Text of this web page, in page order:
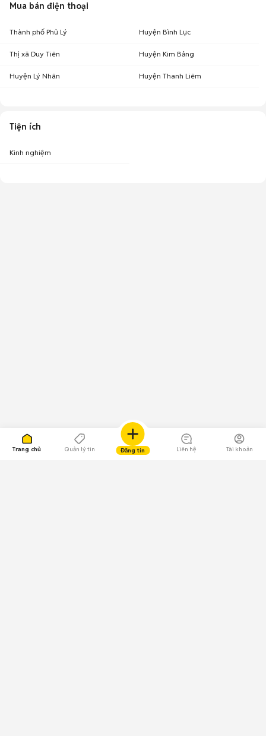
Trang chủ Quản lý tin Đăng tin Liên hệ Tài khoản
Mua bán điện thoại
Thành phố Phủ Lý Huyện Bình Lục
Thị xã Duy Tiên Huyện Kim Bảng
Huyện Lý Nhân Huyện Thanh Liêm
Tiện ích
Kinh nghiệm